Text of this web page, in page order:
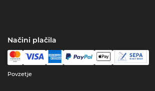
Načini plačila
Povzetje